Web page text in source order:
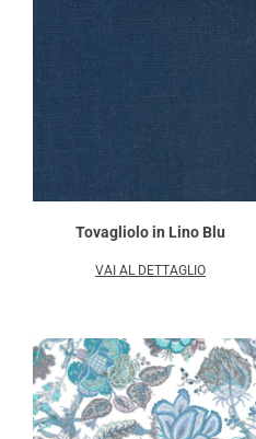
Tovagliolo in Lino Blu
VAI AL DETTAGLIO